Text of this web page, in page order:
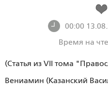
00:00
Время на
(Статья из VII тома
Вениамин (Казанский